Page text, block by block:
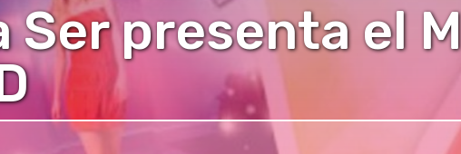
Ser presenta el